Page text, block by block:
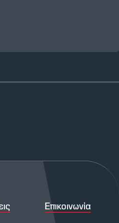
Επικοινωνία